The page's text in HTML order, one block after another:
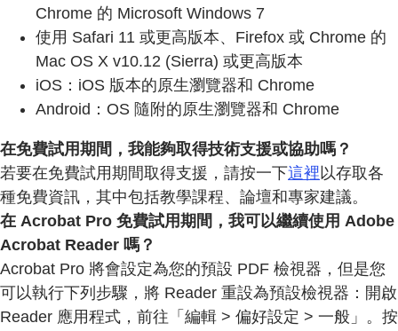
Chrome 的 Microsoft Windows 7
使用 Safari 11 或更高版本、Firefox 或 Chrome 的
Mac OS X v10.12 (Sierra) 或更高版本
iOS：iOS 版本的原生瀏覽器和 Chrome
Android：OS 隨附的原生瀏覽器和 Chrome
在免費試用期間，我能夠取得技術支援或協助嗎？
若要在免費試用期間取得支援，請按一下這裡 以存取各
種免費資訊，其中包括教學課程、論壇和專家建議。
在 Acrobat Pro 免費試用期間，我可以繼續使用 Adobe
Acrobat Reader 嗎？
Acrobat Pro 將會設定為您的預設 PDF 檢視器，但是您
可以執行下列步驟，將 Reader 重設為預設檢視器：開啟
Reader 應用程式，前往「編輯 > 偏好設定 > 一般」。按